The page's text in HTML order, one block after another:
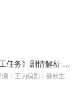
全《新一年又一年》《特工任务》剧情解析 韩庚